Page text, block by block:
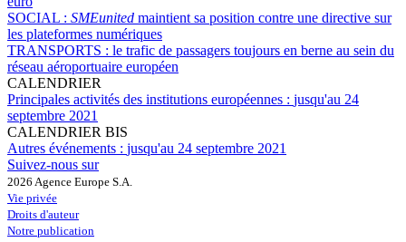
SOCIAL : SMEunited maintient sa position contre une directive sur
les plateformes numériques
TRANSPORTS : le trafic de passagers toujours en berne au sein du
réseau aéroportuaire européen
CALENDRIER
Principales activités des institutions européennes : jusqu'au 24
septembre 2021
CALENDRIER BIS
Autres événements : jusqu'au 24 septembre 2021
Suivez-nous sur
2026 Agence Europe S.A.
Vie privée
Droits d'auteur
Notre publication